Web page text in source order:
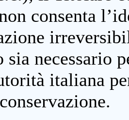
consenta
sia necessario
italiana